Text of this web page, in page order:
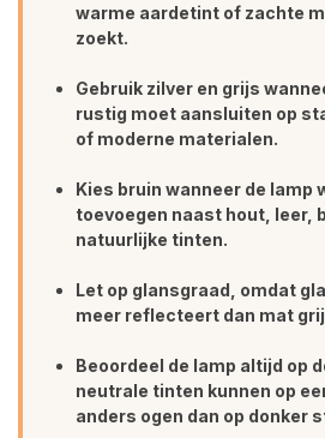
warme aardetint of zachte
zoekt.
Gebruik zilver en grijs
rustig moet aansluiten op
of moderne materialen.
Kies bruin wanneer de lamp
toevoegen naast hout, leer,
natuurlijke tinten.
Let op glansgraad, omdat
meer reflecteert dan mat
Beoordeel de lamp altijd op
neutrale tinten kunnen op
anders ogen dan op donker